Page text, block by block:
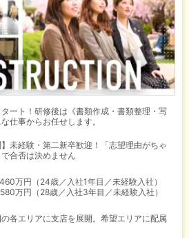
ート！研修後は《書類作成・書類整理・写
仕事からお任せします。
】未経験・第二新卒歓迎！「志望理由がちゃ
合否は決めません
万円（24歳／入社1年目／未経験入社）
万円（28歳／入社3年目／未経験入社）
の各エリアに支店を展開。希望エリアに配属